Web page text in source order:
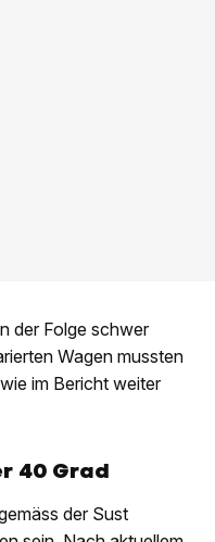
der Folge schwer
Wagen mussten
im Bericht weiter
40 Grad
der Sust